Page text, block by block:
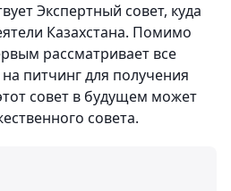
Экспертный совет, куда
Казахстана. Помимо
рассматривает все
питчинг для получения
совет в будущем может
совета.